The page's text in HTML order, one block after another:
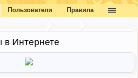
в Интернете
Пользователи Правила